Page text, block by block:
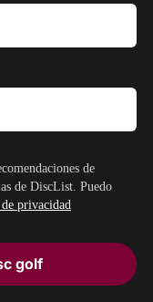
de
de DiscList. Puedo
privacidad
golf